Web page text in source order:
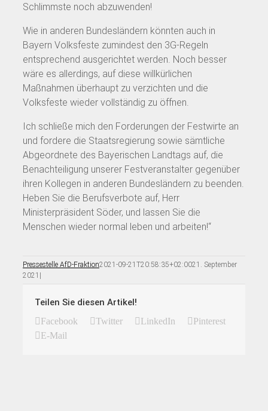
Schlimmste noch abzuwenden!
Wie in anderen Bundesländern könnten auch in
Bayern Volksfeste zumindest den 3G-Regeln
entsprechend ausgerichtet werden. Noch besser
wäre es allerdings, auf diese willkürlichen
Maßnahmen überhaupt zu verzichten und die
Volksfeste wieder vollständig zu öffnen.
Ich schließe mich den Forderungen der Festwirte an
und fordere die Staatsregierung sowie sämtliche
Abgeordnete des Bayerischen Landtags auf, die
Benachteiligung unserer Festveranstalter gegenüber
ihren Kollegen in anderen Bundesländern zu beenden.
Heben Sie die Berufsverbote auf, Herr
Ministerpräsident Söder, und lassen Sie die
Menschen wieder normal leben und arbeiten!“
Pressestelle AfD-Fraktion2021-09-21T20:58:35+02:0021. September
2021 |
Teilen Sie diesen Artikel!
Facebook Twitter LinkedIn
Pinterest
E-Mail